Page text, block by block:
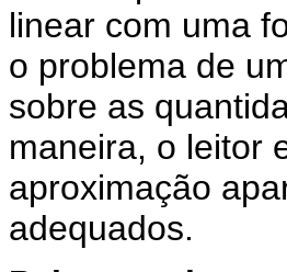
linear com uma
o problema de
sobre as
maneira, o leitor
aproximação
adequados.